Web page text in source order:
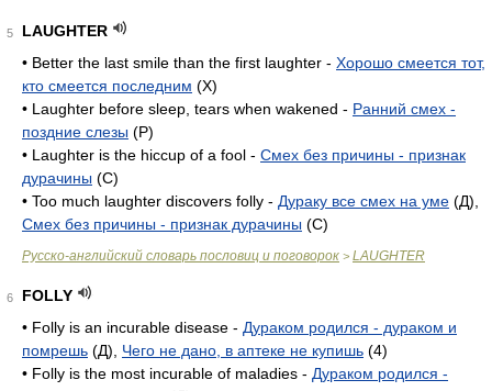
5
LAUGHTER
• Better the last smile than the first laughter - Хорошо смеется тот,
кто смеется последним (X)
• Laughter before sleep, tears when wakened - Ранний смех -
поздние слезы (P)
• Laughter is the hiccup of a fool - Смех без причины - признак
дурачины (C)
• Too much laughter discovers folly - Дураку все смех на уме (Д),
Смех без причины - признак дурачины (C)
Русско-английский словарь пословиц и поговорок > LAUGHTER
6
FOLLY
• Folly is an incurable disease - Дураком родился - дураком и
помрешь (Д), Чего не дано, в аптеке не купишь (4)
• Folly is the most incurable of maladies - Дураком родился -